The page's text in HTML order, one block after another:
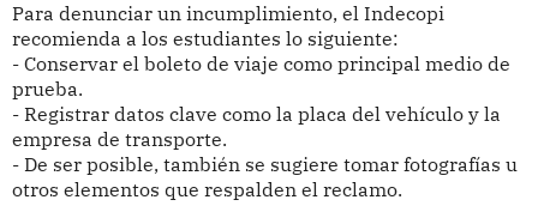
Para denunciar un incumplimiento, el Indecopi
recomienda a los estudiantes lo siguiente:
- Conservar el boleto de viaje como principal medio de
prueba.
- Registrar datos clave como la placa del vehículo y la
empresa de transporte.
- De ser posible, también se sugiere tomar fotografías u
otros elementos que respalden el reclamo.